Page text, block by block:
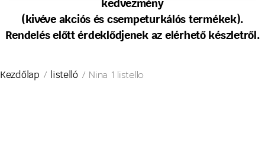
kedvezmény
(kivéve akciós és csempeturkálós termékek).
Rendelés előtt érdeklődjenek az elérhető készletről.
Kezdőlap / listelló/ Nina 1 listello